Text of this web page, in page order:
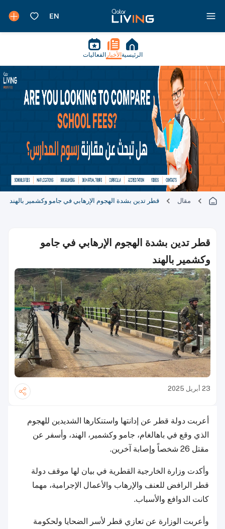
الرئيسية الأخبار الفعاليات
مقال قطر تدين بشدة الهجوم الإرهابي في جامو وكشمير بالهند
قطر تدين بشدة الهجوم الإرهابي في جامو
وكشمير بالهند
23 أبريل 2025
أعربت دولة قطر عن إدانتها واستنكارها الشديدين للهجوم
الذي وقع في باهالغام، جامو وكشمير، الهند، وأسفر عن
مقتل 26 شخصاً وإصابة آخرين.
وأكدت وزارة الخارجية القطرية في بيان لها موقف دولة
قطر الرافض للعنف والإرهاب والأعمال الإجرامية، مهما
كانت الدوافع والأسباب.
وأعربت الوزارة عن تعازي قطر لأسر الضحايا ولحكومة